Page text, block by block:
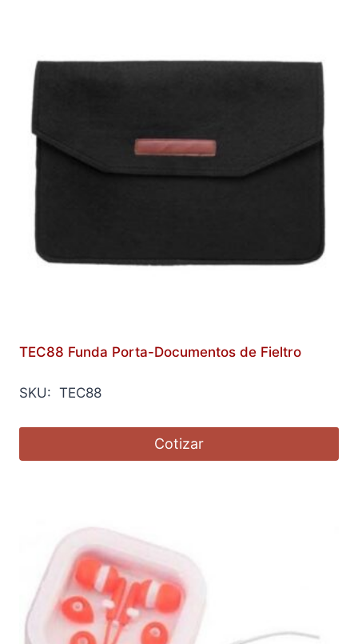
TEC88 Funda Porta-Documentos de Fieltro
SKU: TEC88
Cotizar